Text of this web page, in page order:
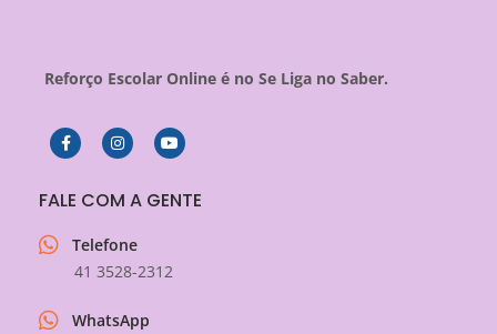
Reforço Escolar Online é no Se Liga no Saber.
FALE COM A GENTE
Telefone
41 3528-2312
WhatsApp